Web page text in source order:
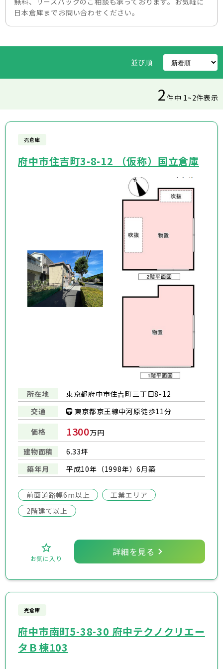
日本倉庫までお問い合わせください。
並び順
2件中 1~2件表示
売倉庫
府中市住吉町3-8-12 （仮称）国立倉庫
所在地
東京都府中市住吉町三丁目8-12
交通
東京都京王線中河原徒歩11分
価格 1300万円
建物面積
6.33坪
築年月
平成10年（1998年）6月築
前面道路幅6m以上
工業エリア
2階建て以上
お気に入り
詳細を見る
売倉庫
府中市南町5-38-30 府中テクノクリエー
タＢ棟103